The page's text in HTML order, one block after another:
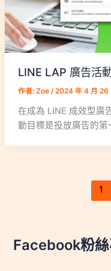
LINE LAP 廣告活
作者: Zoe /2024 年 4 月 26
在成為 LINE 成效型廣
動目標是投放廣告的第
1
Facebook粉